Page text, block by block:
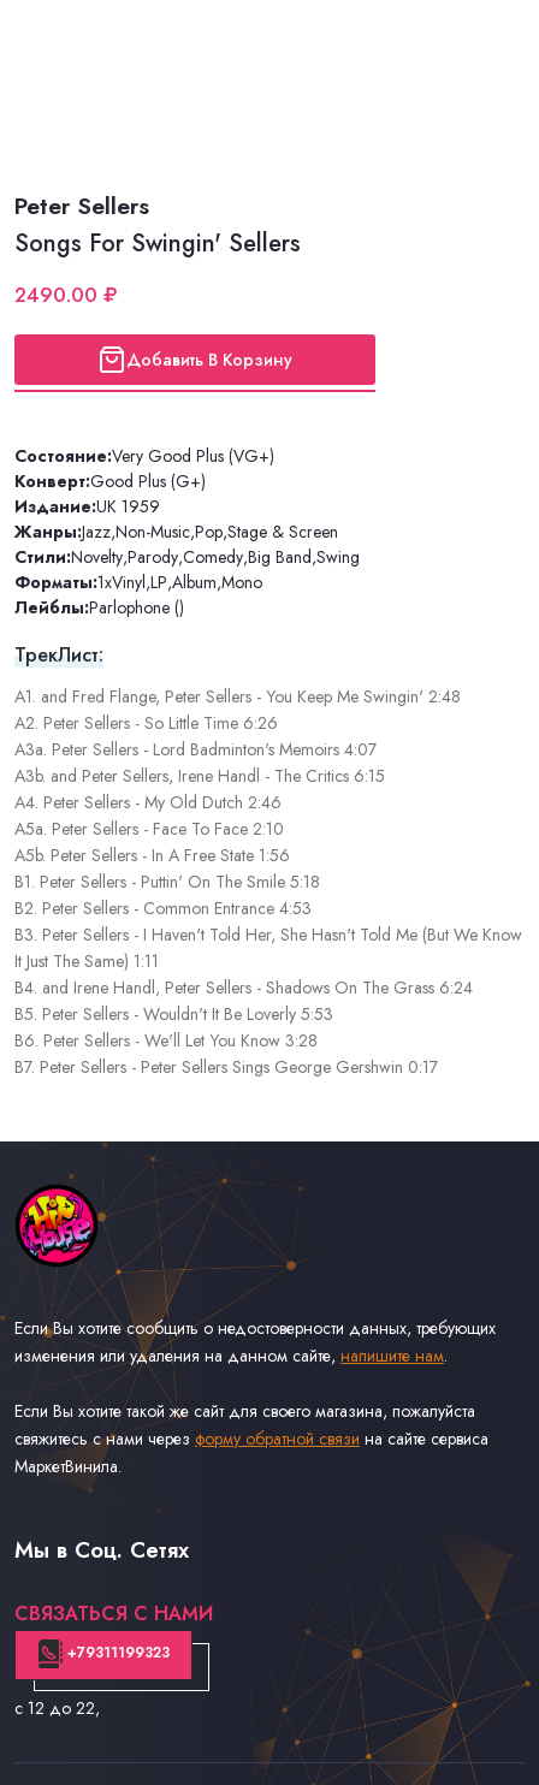
Peter Sellers
Songs For Swingin' Sellers
2490.00 ₽
Добавить В Корзину
Состояние:Very Good Plus (VG+)
Конверт:Good Plus (G+)
Издание:UK 1959
Жанры:Jazz,Non-Music,Pop,Stage & Screen
Стили:Novelty,Parody,Comedy,Big Band,Swing
Форматы:1xVinyl,LP,Album,Mono
Лейблы:Parlophone ()
ТрекЛист:
A1. and Fred Flange, Peter Sellers - You Keep Me Swingin' 2:48
A2. Peter Sellers - So Little Time 6:26
A3a. Peter Sellers - Lord Badminton's Memoirs 4:07
A3b. and Peter Sellers, Irene Handl - The Critics 6:15
A4. Peter Sellers - My Old Dutch 2:46
A5a. Peter Sellers - Face To Face 2:10
A5b. Peter Sellers - In A Free State 1:56
B1. Peter Sellers - Puttin' On The Smile 5:18
B2. Peter Sellers - Common Entrance 4:53
B3. Peter Sellers - I Haven't Told Her, She Hasn't Told Me (But We Know
It Just The Same) 1:11
B4. and Irene Handl, Peter Sellers - Shadows On The Grass 6:24
B5. Peter Sellers - Wouldn't It Be Loverly 5:53
B6. Peter Sellers - We'll Let You Know 3:28
B7. Peter Sellers - Peter Sellers Sings George Gershwin 0:17
Если Вы хотите сообщить о недостоверности данных, требующих
изменения или удаления на данном сайте, напишите нам.
Если Вы хотите такой же сайт для своего магазина, пожалуйста
свяжитесь с нами через форму обратной связи на сайте сервиса
МаркетВинила.
Каталог Музыки на Виниле В Наличии
Доставка и Оплата
Мы в Соц. Сетях
СВЯЗАТЬСЯ С НАМИ
+79311199323
с 12 до 22,